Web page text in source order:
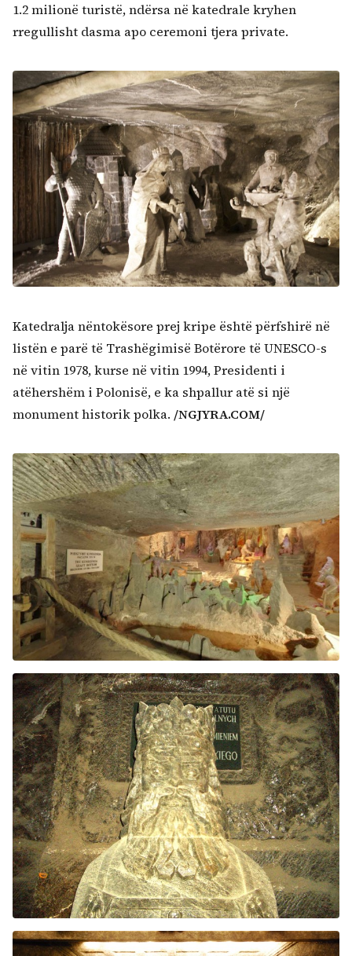
1.2 milionë turistë, ndërsa në katedrale kryhen
rregullisht dasma apo ceremoni tjera private.
Katedralja nëntokësore prej kripe është përfshirë në
listën e parë të Trashëgimisë Botërore të UNESCO-s
në vitin 1978, kurse në vitin 1994, Presidenti i
atëhershëm i Polonisë, e ka shpallur atë si një
monument historik polka. /NGJYRA.COM/